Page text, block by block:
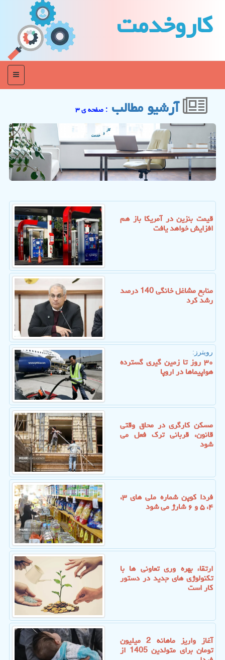
كاروخدمت
منو
آرشیو مطالب : صفحه ی ۳
قیمت بنزین در آمریکا باز هم
افزایش خواهد یافت
منابع مشاغل خانگی 140 درصد
رشد کرد
رویترز:
۳۰ روز تا زمین گیری گسترده
هواپیماها در اروپا
مسکن کارگری در محاق وقتی
قانون، قربانی ترک فعل می
شود
فردا کوپن شماره ملی های ۳،
۴، ۵ و ۶ شارژ می شود
ارتقاء بهره وری تعاونی ها با
تکنولوژی های جدید در دستور
کار است
آغاز واریز ماهانه 2 میلیون
تومان برای متولدین 1405 از